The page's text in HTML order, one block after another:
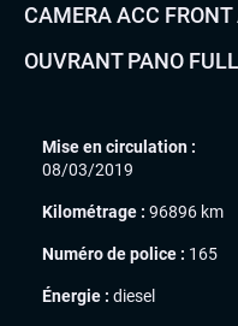
CAMERA ACC
OUVRANT PANO
Mise en circulation :
08/03/2019
Kilométrage : 96896 km
Numéro de police : 165
Énergie : diesel